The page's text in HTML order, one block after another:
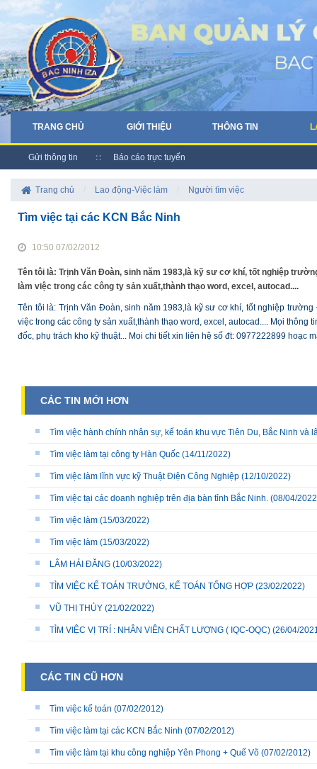
TRANG CHỦ GIỚI THIỆU THÔNG TIN
Gửi thông tin Báo cáo trực tuyến
Trang chủ Lao động-Việc làm Người tìm việc
Tìm việc tại các KCN Bắc Ninh
10:50 07/02/2012
Tên tôi là: Trịnh Văn Đoàn, sinh năm 1983,là kỹ sư cơ khí, tốt nghiệp
làm việc trong các công ty sản xuất,thành thạo word, excel, autocad....
Tên tôi là: Trịnh Văn Đoàn, sinh năm 1983,là kỹ sư cơ khí, tốt nghiệp
việc trong các công ty sản xuất,thành thạo word, excel, autocad.... Mọi
đốc, phụ trách kho kỹ thuật... Moi chi tiết xin liên hệ số đt: 0977222899 hoạc
CÁC TIN MỚI HƠN
Tìm việc hành chính nhân sự, kế toán khu vực Tiên Du, Bắc Ninh và
Tìm việc làm tại công ty Hàn Quốc (14/11/2022)
Tìm việc làm lĩnh vực kỹ Thuật Điện Công Nghiệp (12/10/2022)
Tìm việc tại các doanh nghiệp trên địa bàn tỉnh Bắc Ninh. (08/04/
Tìm việc làm (15/03/2022)
Tìm việc làm (15/03/2022)
LÂM HẢI ĐĂNG (10/03/2022)
TÌM VIỆC KẾ TOÁN TRƯỞNG, KẾ TOÁN TỔNG HỢP (23/02/2022)
VŨ THỊ THÙY (21/02/2022)
TÌM VIỆC VỊ TRÍ : NHÂN VIÊN CHẤT LƯỢNG ( IQC-OQC) (26/04/
CÁC TIN CŨ HƠN
Tìm việc kế toán (07/02/2012)
Tìm việc làm tại các KCN Bắc Ninh (07/02/2012)
Tìm việc làm tại khu công nghiệp Yên Phong + Quế Võ (07/02/2012)